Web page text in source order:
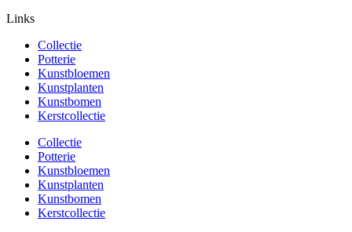
Links
Collectie
Potterie
Kunstbloemen
Kunstplanten
Kunstbomen
Kerstcollectie
Collectie
Potterie
Kunstbloemen
Kunstplanten
Kunstbomen
Kerstcollectie